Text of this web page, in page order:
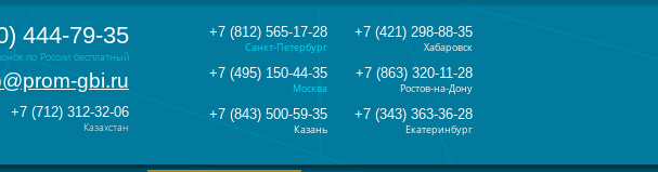
444-79-35
по России бесплатный
gbi.ru
+7 (712) 312-32-06
Казахстан
+7 (812) 565-17-28
Санкт-Петербург
+7 (421) 298-88-35
Хабаровск
+7 (495) 150-44-35
Москва
+7 (863) 320-11-28
Ростов-на-Дону
+7 (843) 500-59-35
Казань
+7 (343) 363-36-28
Екатеринбург